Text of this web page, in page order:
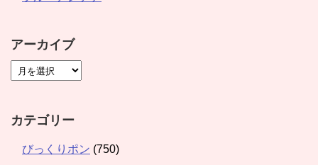
アーカイブ
カテゴリー
びっくりポン (750)